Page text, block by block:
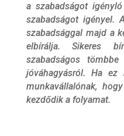
a szabadságot
szabadságot igényel.
szabadsággal majd a
elbírálja. Sikeres
szabadságos
jóváhagyásról. Ha
munkavállalónak,
kezdődik a folyamat.